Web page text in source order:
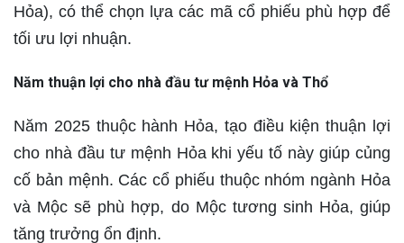
Hỏa), có thể chọn lựa các mã cổ phiếu phù hợp để
tối ưu lợi nhuận.
Năm thuận lợi cho nhà đầu tư mệnh Hỏa và Thổ
Năm 2025 thuộc hành Hỏa, tạo điều kiện thuận lợi
cho nhà đầu tư mệnh Hỏa khi yếu tố này giúp củng
cố bản mệnh. Các cổ phiếu thuộc nhóm ngành Hỏa
và Mộc sẽ phù hợp, do Mộc tương sinh Hỏa, giúp
tăng trưởng ổn định.